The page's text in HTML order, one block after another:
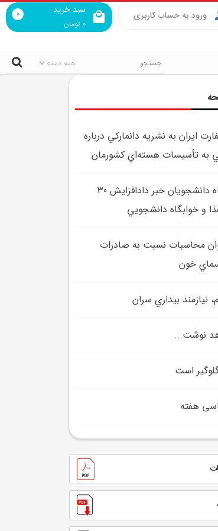
سبد خرید
0 تومان
0 ورود به حساب کاربری
ايران به نشريه دانمارکي درباره
به تأسيسات هسته‌اي کشورمان
صندوق رفاه دانشجويان خبر دادافزايش 30
و خوابگاه دانشجويي
محاسبات نسبت به صادرات
خون
نيازمند بيداري سران
نوشت...
است
هفته